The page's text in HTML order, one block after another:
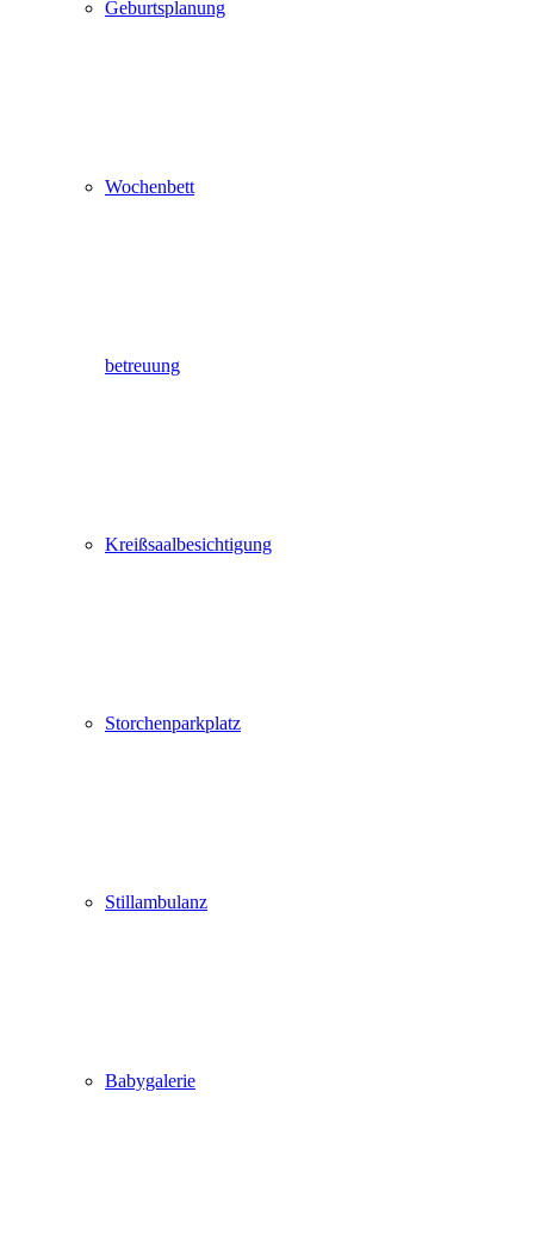
Geburtsplanung
Wochenbett
betreuung
Kreißsaalbesichtigung
Storchenparkplatz
Stillambulanz
Babygalerie